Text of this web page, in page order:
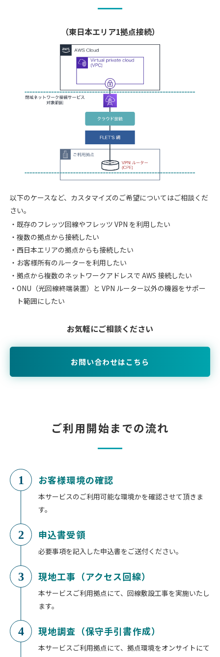
（東日本エリア1拠点接続）
以下のケースなど、カスタマイズのご希望についてはご相談くだ
さい。
既存のフレッツ回線やフレッツ VPN を利用したい
複数の拠点から接続したい
西日本エリアの拠点からも接続したい
お客様所有のルーターを利用したい
拠点から複数のネットワークアドレスで AWS 接続したい
ONU（光回線終端装置）と VPN ルーター以外の機器をサポー
ト範囲にしたい
お気軽にご相談ください
お問い合わせはこちら
ご利用開始までの流れ
1 お客様環境の確認
本サービスのご利用可能な環境かを確認させて頂きま
す。
2 申込書受領
必要事項を記入した申込書をご送付ください。
3 現地工事（アクセス回線）
本サービスご利用拠点にて、回線敷設工事を実施いたし
ます。
4 現地調査（保守手引書作成）
本サービスご利用拠点にて、拠点環境をオンサイトにて